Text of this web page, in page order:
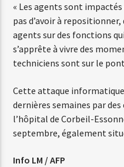
« Les agents sont
pas d’avoir à
agents sur des fonctions
s’apprête à vivre des
techniciens sont sur le pont
Cette attaque
dernières semaines par
l’hôpital de Corbeil-
septembre, également
Info LM / AFP